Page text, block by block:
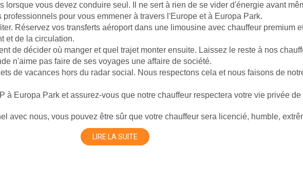
lorsque vous devez conduire seul. Il ne sert à rien de se vider d'énergie avant
pour vous emmener à travers l'Europe et à Europa Park.
Réservez vos transferts aéroport dans une limousine avec chauffeur premium
et de la circulation.
de décider où manger et quel trajet monter ensuite. Laissez le reste à nos
n'aime pas faire de ses voyages une affaire de société.
de vacances hors du radar social. Nous respectons cela et nous faisons de
à Europa Park et assurez-vous que notre chauffeur respectera votre vie privée
avec nous, vous pouvez être sûr que votre chauffeur sera licencié, humble,
à Europa Park et commencez à faire vos valises pour vos vacances.
la vie quotidienne trépidante. Profitez de nos services de transfert d'affaires VIP
LIRE LA SUITE